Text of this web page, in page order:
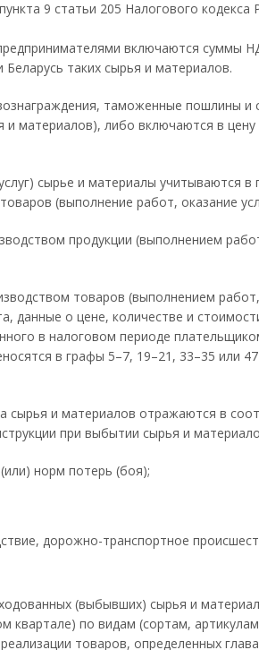
9 статьи 205 Налогового кодекса
включаются суммы
таких сырья и материалов.
таможенные пошлины и
материалов), либо включаются в
сырье и материалы учитываются в
(выполнение работ, оказание
продукции (выполнением
товаров (выполнением работ,
данные о цене, количестве и
в налоговом периоде
в графы 5–7, 19–21, 33–35 или
и материалов отражаются в
при выбытии сырья и
норм потерь (боя);
дорожно-транспортное
(выбывших) сырья и
квартале) по видам (сортам,
товаров, определенных